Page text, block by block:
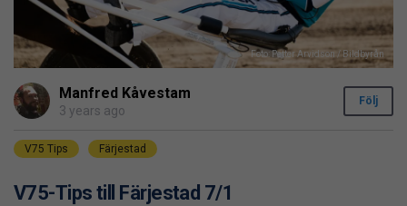
Foto: Petter Arvidson / Bildbyrån
Manfred Kåvestam
3 years ago
Följ
V75 Tips Färjestad
V75-Tips till Färjestad 7/1